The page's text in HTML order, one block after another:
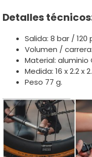
Detalles
Salida: 8 bar / 120
Volumen /
Material: aluminio
Medida: 16 x 2.2 x
Peso 77 g.